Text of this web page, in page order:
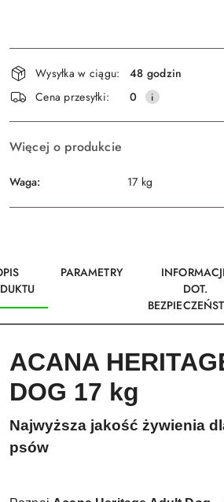
Wyślij
Dostępność
i
dostawa
Wysyłka w ciągu:
48 godzin
Cena przesyłki:
0
Więcej o produkcie
Waga: 17 kg
PARAMETRY
DOT.
ACANA
DOG 17 kg
Najwyższa jakość żywienia
psów